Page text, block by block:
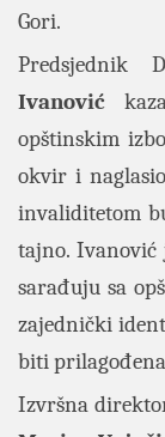
Gori.
Predsjednik
Ivanović
opštinskim
okvir i
invaliditetom
tajno. Ivanović
sarađuju sa
zajednički
biti
Izvršna